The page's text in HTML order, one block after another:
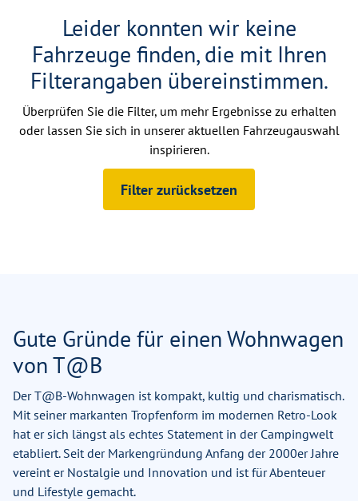
Leider konnten wir keine
Fahrzeuge finden, die mit Ihren
Filterangaben übereinstimmen.
Überprüfen Sie die Filter, um mehr Ergebnisse zu erhalten
oder lassen Sie sich in unserer aktuellen Fahrzeugauswahl
inspirieren.
Filter zurücksetzen
Gute Gründe für einen Wohnwagen
von T@B
Der T@B-Wohnwagen ist kompakt, kultig und charismatisch.
Mit seiner markanten Tropfenform im modernen Retro-Look
hat er sich längst als echtes Statement in der Campingwelt
etabliert. Seit der Markengründung Anfang der 2000er Jahre
vereint er Nostalgie und Innovation und ist für Abenteuer
und Lifestyle gemacht.